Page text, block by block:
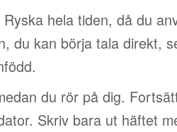
hela tiden, då du
du kan börja tala direkt,
du rör på dig.
Skriv bara ut häftet